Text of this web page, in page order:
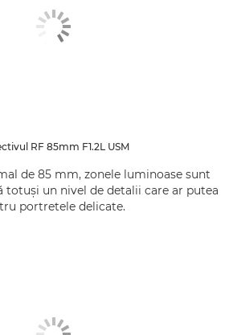
RF 85mm F1.2L USM
de 85 mm, zonele luminoase sunt
totuşi un nivel de detalii care ar putea
portretele delicate.